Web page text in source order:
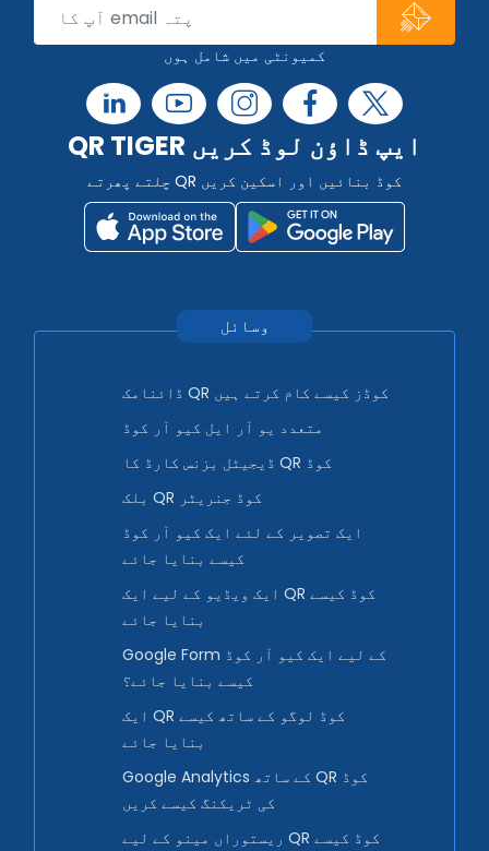
کمیونٹی میں شامل ہوں
QR TIGER ایپ ڈاؤن لوڈ کریں
چلتے پھرتے QR کوڈ بنائیں اور اسکین کریں
وسائل
ڈائنامک QR کوڈز کیسے کام کرتے ہیں
متعدد یو آر ایل کیو آر کوڈ
ڈیجیٹل بزنس کارڈ کا QR کوڈ
بلک QR کوڈ جنریٹر
ایک تصویر کے لئے ایک کیو آر کوڈ
کیسے بنایا جائے
ایک ویڈیو کے لیے ایک QR کوڈ کیسے
بنایا جائے
Google Form کے لیے ایک کیو آر کوڈ
کیسے بنایا جائے؟
ایک QR کوڈ لوگو کے ساتھ کیسے
بنایا جائے
Google Analytics کے ساتھ QR کوڈ
کی ٹریکنگ کیسے کریں
ریستوراں مینو کے لیے QR کوڈ کیسے